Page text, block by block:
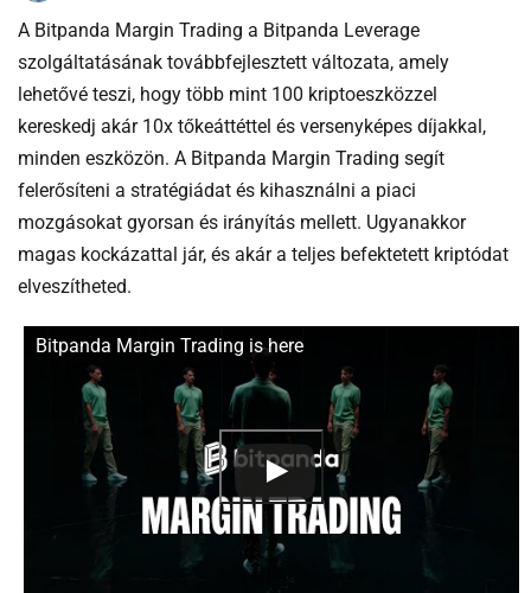
A Bitpanda Margin Trading a Bitpanda Leverage
szolgáltatásának továbbfejlesztett változata, amely
lehetővé teszi, hogy több mint 100 kriptoeszközzel
kereskedj akár 10x tőkeáttéttel és versenyképes díjakkal,
minden eszközön. A Bitpanda Margin Trading segít
felerősíteni a stratégiádat és kihasználni a piaci
mozgásokat gyorsan és irányítás mellett. Ugyanakkor
magas kockázattal jár, és akár a teljes befektetett kriptódat
elveszítheted.
Bitpanda Margin Trading is here
Litecoin árfolyam
XRP árfolyam
Binance
Hogyan védd magad a kripto csalóktól?
Hogyan működik a kriptovaluta bányászat?
Kriptovaluta jelentése
Blokklánc jelentése
Portfólió jelentése
Kriptográfia jelentése